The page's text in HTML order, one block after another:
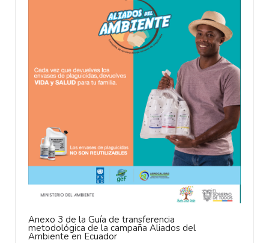
Anexo 3 de la Guía de transferencia
metodológica de la campaña Aliados del
Ambiente en Ecuador